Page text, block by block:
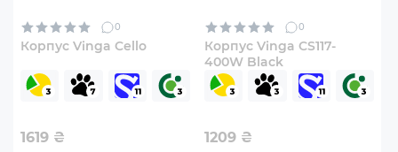
0
Корпус Vinga Cello
1619 ₴
0
Корпус Vinga CS117-
400W Black
1209 ₴